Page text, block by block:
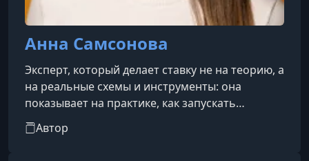
Анна Самсонова
Эксперт, который делает ставку не на теорию, а
на реальные схемы и инструменты: она
показывает на практике, как запускать
проекты, минимизировать ошибки и
масштабироваться.С её помощью тысячи
Автор